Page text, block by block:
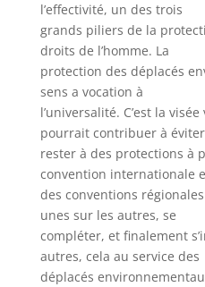
l’effectivité, un des trois
grands piliers de la
droits de l’homme. La
protection des déplacés
sens a vocation à
l’universalité. C’est la
pourrait contribuer à éviter
rester à des protections à
convention internationale
des conventions
unes sur les autres, se
compléter, et finalement
autres, cela au service des
déplacés